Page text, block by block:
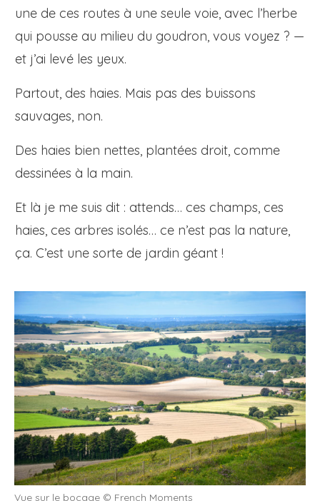
une de ces routes à une seule voie, avec l’herbe
qui pousse au milieu du goudron, vous voyez ? —
et j’ai levé les yeux.
Partout, des haies. Mais pas des buissons
sauvages, non.
Des haies bien nettes, plantées droit, comme
dessinées à la main.
Et là je me suis dit : attends… ces champs, ces
haies, ces arbres isolés… ce n’est pas la nature,
ça. C’est une sorte de jardin géant !
Vue sur le bocage © French Moments